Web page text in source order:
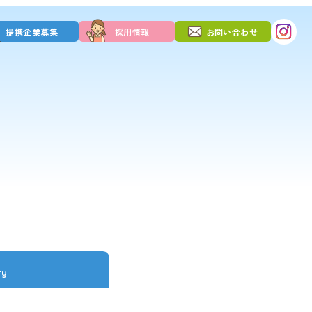
提携企業募集 採用情報 お問い合わせ